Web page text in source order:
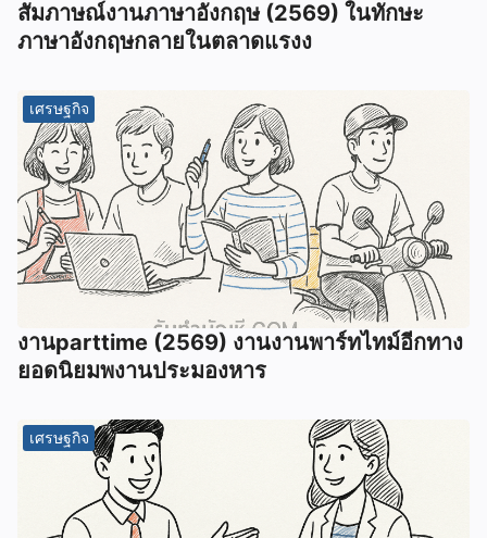
สัมภาษณ์งานภาษาอังกฤษ (2569) ในทักษะ
ภาษาอังกฤษกลายในตลาดแรงง
เศรษฐกิจ
งานparttime (2569) งานงานพาร์ทไทม์อีกทาง
ยอดนิยมพงานประมองหาร
เศรษฐกิจ